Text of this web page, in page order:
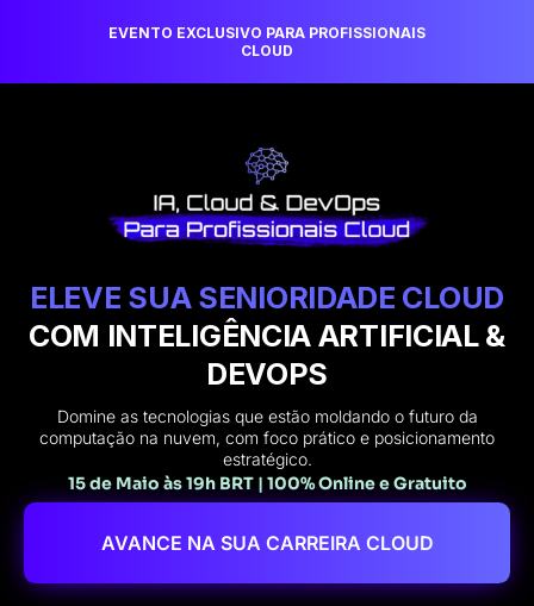
EVENTO EXCLUSIVO PARA PROFISSIONAIS
CLOUD
ELEVE SUA SENIORIDADE CLOUD
COM INTELIGÊNCIA ARTIFICIAL &
DEVOPS
Domine as tecnologias que estão moldando o futuro da
computação na nuvem, com foco prático e posicionamento
estratégico.
15 de Maio às 19h BRT | 100% Online e Gratuito
AVANCE NA SUA CARREIRA CLOUD